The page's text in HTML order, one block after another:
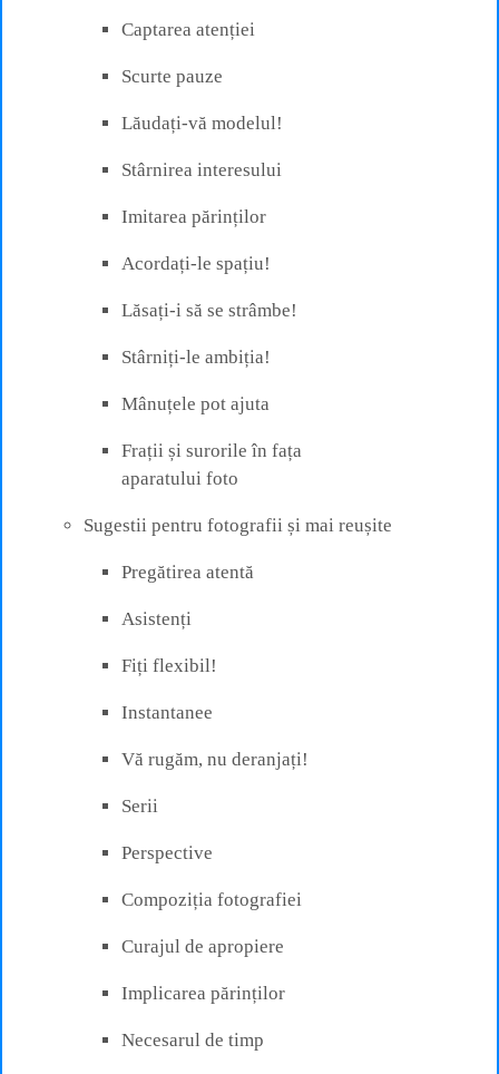
Captarea atenției
Scurte pauze
Lăudați-vă modelul!
Stârnirea interesului
Imitarea părinților
Acordați-le spațiu!
Lăsați-i să se strâmbe!
Stârniți-le ambiția!
Mânuțele pot ajuta
Frații și surorile în fața
aparatului foto
Sugestii pentru fotografii și mai reușite
Pregătirea atentă
Asistenți
Fiți flexibil!
Instantanee
Vă rugăm, nu deranjați!
Serii
Perspective
Compoziția fotografiei
Curajul de apropiere
Implicarea părinților
Necesarul de timp